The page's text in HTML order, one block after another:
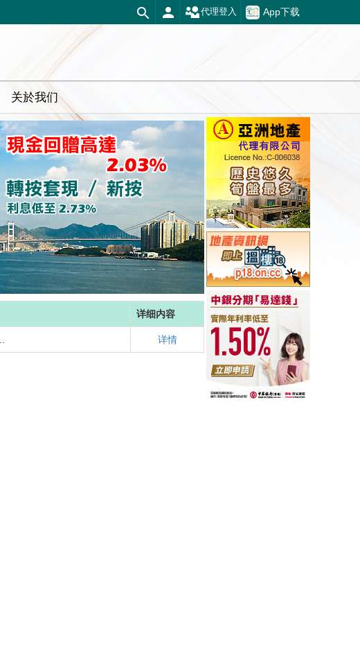
App下载
代理登入
关於我们
详细内容
详情